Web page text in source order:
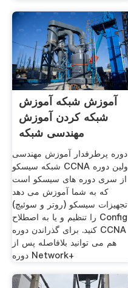
آموزش شبکه آموزش
شبکه کردن آموزش
مهندسی شبکه
دوره پرطرفدار آموزش مهندسی
شبکه سیسکو CCNA اولین دوره
از سری دوره های سیسکو است
که به شما آموزش می دهد
تجهیزات سیسکو (روتر و سوئیچ)
را تنظیم و یا به اصطلاح Config
کنید. برای گذراندن دوره CCNA
هم می توانید بلافاصله پس از
دوره Network+